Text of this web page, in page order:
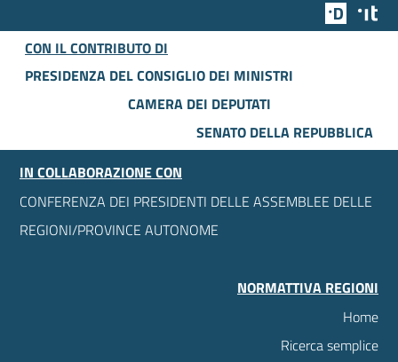
Team
CON IL CONTRIBUTO DI
PRESIDENZA DEL CONSIGLIO DEI MINISTRI
CAMERA DEI DEPUTATI
SENATO DELLA REPUBBLICA
IN COLLABORAZIONE CON
CONFERENZA DEI PRESIDENTI DELLE ASSEMBLEE DELLE
REGIONI/PROVINCE AUTONOME
NORMATTIVA REGIONI
Home
Ricerca semplice